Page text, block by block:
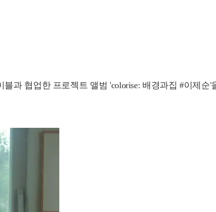
과 협업한 프로젝트 앨범 'colorise: 배경과집 #이제